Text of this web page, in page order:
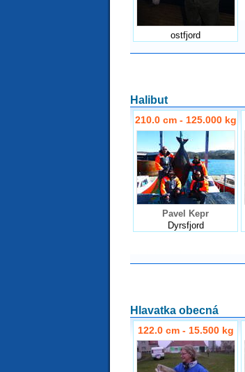
ostfjord
Halibut
210.0 cm - 125.000 kg
Pavel Kepr
Dyrsfjord
Hlavatka obecná
122.0 cm - 15.500 kg